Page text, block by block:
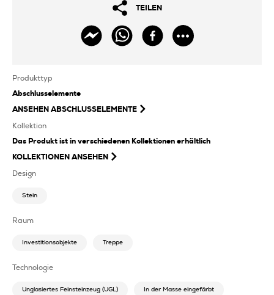
TEILEN
Produkttyp
Abschlusselemente
ANSEHEN ABSCHLUSSELEMENTE
Kollektion
Das Produkt ist in verschiedenen Kollektionen erhältlich
KOLLEKTIONEN ANSEHEN
Design
Stein
Raum
Investitionsobjekte Treppe
Technologie
Unglasiertes Feinsteinzeug (UGL) In der Masse eingefärbt